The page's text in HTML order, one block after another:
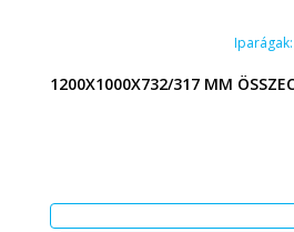
Iparágak:
1200X1000X732/317 MM